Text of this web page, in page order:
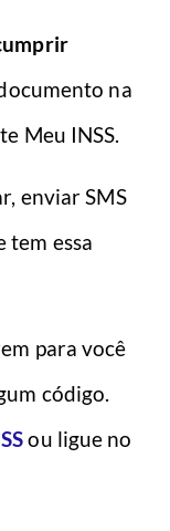
na
Meu INSS.
enviar SMS
tem essa
para você
código.
ou ligue no